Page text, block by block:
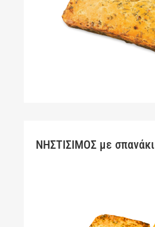
ΝΗΣΤΙΣΙΜΟΣ με σπανάκι